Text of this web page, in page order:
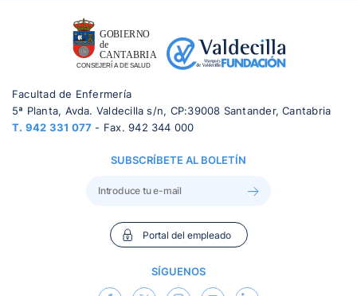
Facultad de Enfermería
5ª Planta, Avda. Valdecilla s/n, CP:39008 Santander, Cantabria
T. 942 331 077 - Fax. 942 344 000
Portal del empleado
SÍGUENOS
SUBSCRÍBETE AL BOLETÍN